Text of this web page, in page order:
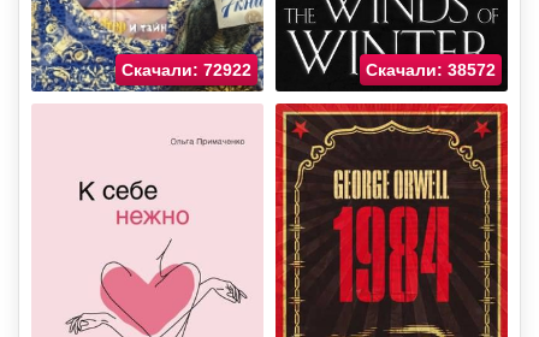
Скачали: 72922 Скачали: 38572